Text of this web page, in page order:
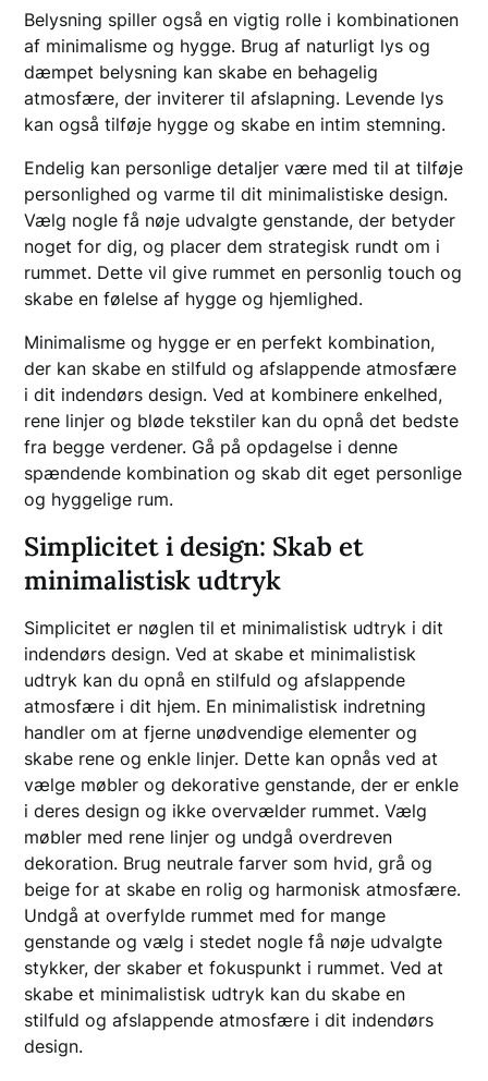
Belysning spiller også en vigtig rolle i kombinationen
af minimalisme og hygge. Brug af naturligt lys og
dæmpet belysning kan skabe en behagelig
atmosfære, der inviterer til afslapning. Levende lys
kan også tilføje hygge og skabe en intim stemning.
Endelig kan personlige detaljer være med til at tilføje
personlighed og varme til dit minimalistiske design.
Vælg nogle få nøje udvalgte genstande, der betyder
noget for dig, og placer dem strategisk rundt om i
rummet. Dette vil give rummet en personlig touch og
skabe en følelse af hygge og hjemlighed.
Minimalisme og hygge er en perfekt kombination,
der kan skabe en stilfuld og afslappende atmosfære
i dit indendørs design. Ved at kombinere enkelhed,
rene linjer og bløde tekstiler kan du opnå det bedste
fra begge verdener. Gå på opdagelse i denne
spændende kombination og skab dit eget personlige
og hyggelige rum.
Simplicitet i design: Skab et
minimalistisk udtryk
Simplicitet er nøglen til et minimalistisk udtryk i dit
indendørs design. Ved at skabe et minimalistisk
udtryk kan du opnå en stilfuld og afslappende
atmosfære i dit hjem. En minimalistisk indretning
handler om at fjerne unødvendige elementer og
skabe rene og enkle linjer. Dette kan opnås ved at
vælge møbler og dekorative genstande, der er enkle
i deres design og ikke overvælder rummet. Vælg
møbler med rene linjer og undgå overdreven
dekoration. Brug neutrale farver som hvid, grå og
beige for at skabe en rolig og harmonisk atmosfære.
Undgå at overfylde rummet med for mange
genstande og vælg i stedet nogle få nøje udvalgte
stykker, der skaber et fokuspunkt i rummet. Ved at
skabe et minimalistisk udtryk kan du skabe en
stilfuld og afslappende atmosfære i dit indendørs
design.